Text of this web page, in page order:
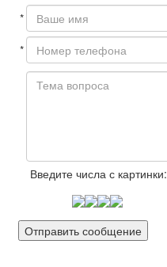
*
*
Введите числа с картинки: